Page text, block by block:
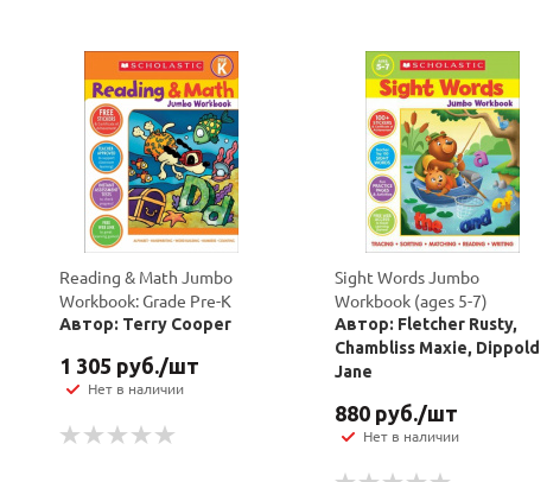
Reading & Math Jumbo
Workbook: Grade Pre-K
Автор: Terry Cooper
1 305 руб./шт
Нет в наличии
Sight Words Jumbo
Workbook (ages 5-7)
Автор: Fletcher Rusty,
Chambliss Maxie, Dippold
Jane
880 руб./шт
Нет в наличии
конфидициальности
конфидициальности